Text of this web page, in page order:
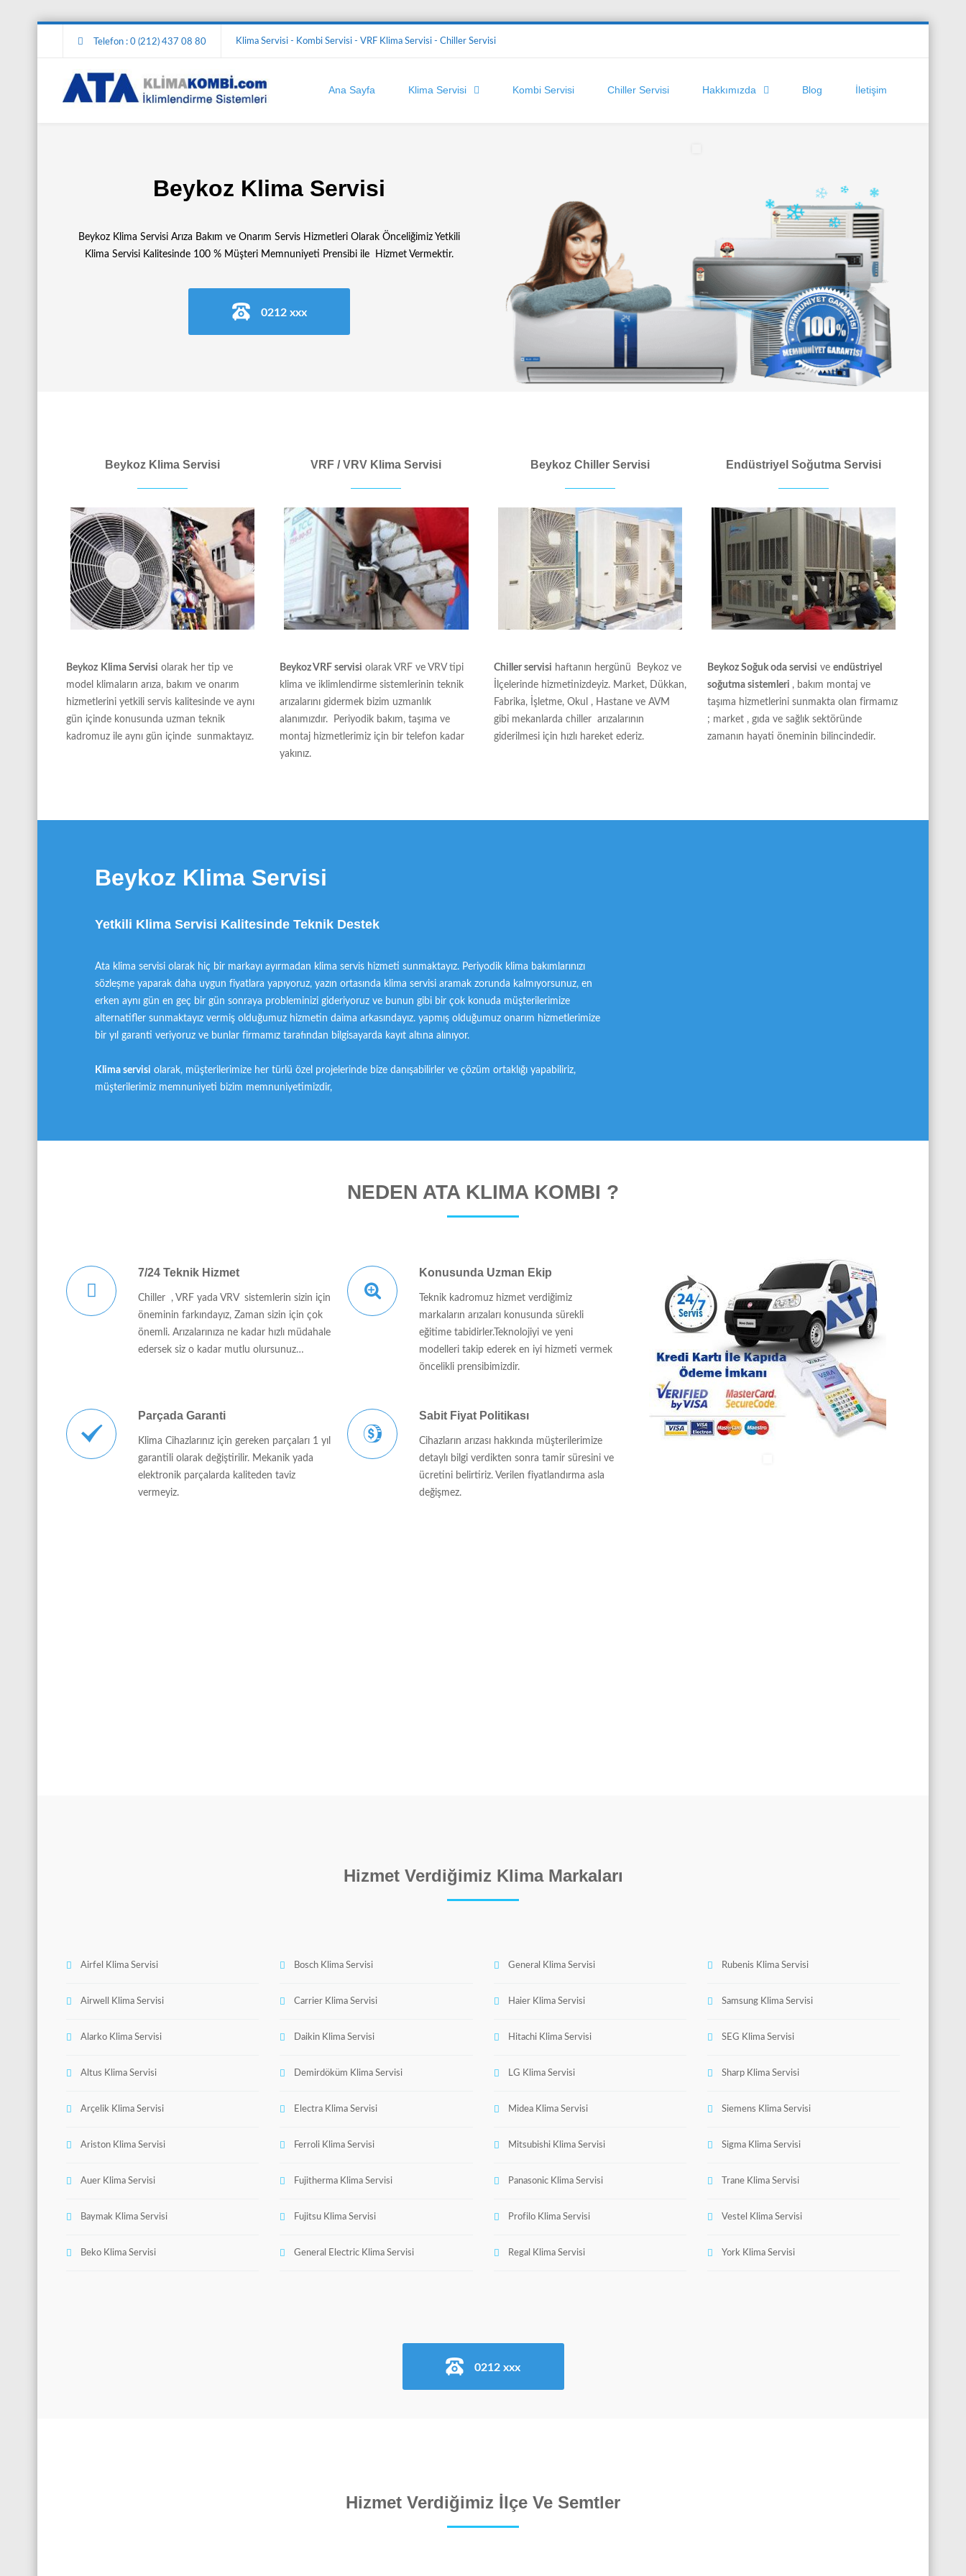
Telefon : 0 (212) 437 08 80 Klima Servisi - Kombi Servisi - VRF Klima Servisi - Chiller Servisi
Ana Sayfa Klima Servisi Kombi Servisi Chiller Servisi Hakkımızda Blog İletişim
Beykoz Klima Servisi
Beykoz Klima Servisi Arıza Bakım ve Onarım Servis Hizmetleri Olarak Önceliğimiz Yetkili
Klima Servisi Kalitesinde 100 % Müşteri Memnuniyeti Prensibi ile Hizmet Vermektir.
0212 xxx
Beykoz Klima Servisi
Beykoz Klima Servisi olarak her tip ve
model klimaların arıza, bakım ve onarım
hizmetlerini yetkili servis kalitesinde ve aynı
gün içinde konusunda uzman teknik
kadromuz ile aynı gün içinde sunmaktayız.
VRF / VRV Klima Servisi
Beykoz VRF servisi olarak VRF ve VRV tipi
klima ve iklimlendirme sistemlerinin teknik
arızalarını gidermek bizim uzmanlık
alanımızdır. Periyodik bakım, taşıma ve
montaj hizmetlerimiz için bir telefon kadar
yakınız.
Beykoz Chiller Servisi
Chiller servisi haftanın hergünü Beykoz ve
İlçelerinde hizmetinizdeyiz. Market, Dükkan,
Fabrika, İşletme, Okul , Hastane ve AVM
gibi mekanlarda chiller arızalarının
giderilmesi için hızlı hareket ederiz.
Endüstriyel Soğutma Servisi
Beykoz Soğuk oda servisi ve endüstriyel
soğutma sistemleri , bakım montaj ve
taşıma hizmetlerini sunmakta olan firmamız
; market , gıda ve sağlık sektöründe
zamanın hayati öneminin bilincindedir.
Beykoz Klima Servisi
Yetkili Klima Servisi Kalitesinde Teknik Destek
Ata klima servisi olarak hiç bir markayı ayırmadan klima servis hizmeti sunmaktayız. Periyodik klima bakımlarınızı
sözleşme yaparak daha uygun fiyatlara yapıyoruz, yazın ortasında klima servisi aramak zorunda kalmıyorsunuz, en
erken aynı gün en geç bir gün sonraya probleminizi gideriyoruz ve bunun gibi bir çok konuda müşterilerimize
alternatifler sunmaktayız vermiş olduğumuz hizmetin daima arkasındayız. yapmış olduğumuz onarım hizmetlerimize
bir yıl garanti veriyoruz ve bunlar firmamız tarafından bilgisayarda kayıt altına alınıyor.
Klima servisi olarak, müşterilerimize her türlü özel projelerinde bize danışabilirler ve çözüm ortaklığı yapabiliriz,
müşterilerimiz memnuniyeti bizim memnuniyetimizdir,
NEDEN ATA KLİMA KOMBİ ?
7/24 Teknik Hizmet
Chiller , VRF yada VRV sistemlerin sizin için
öneminin farkındayız, Zaman sizin için çok
önemli. Arızalarınıza ne kadar hızlı müdahale
edersek siz o kadar mutlu olursunuz…
Konusunda Uzman Ekip
Teknik kadromuz hizmet verdiğimiz
markaların arızaları konusunda sürekli
eğitime tabidirler.Teknolojiyi ve yeni
modelleri takip ederek en iyi hizmeti vermek
öncelikli prensibimizdir.
Parçada Garanti
Klima Cihazlarınız için gereken parçaları 1 yıl
garantili olarak değiştirilir. Mekanik yada
elektronik parçalarda kaliteden taviz
vermeyiz.
Sabit Fiyat Politikası
Cihazların arızası hakkında müşterilerimize
detaylı bilgi verdikten sonra tamir süresini ve
ücretini belirtiriz. Verilen fiyatlandırma asla
değişmez.
Hizmet Verdiğimiz Klima Markaları
Airfel Klima Servisi
Airwell Klima Servisi
Alarko Klima Servisi
Altus Klima Servisi
Arçelik Klima Servisi
Ariston Klima Servisi
Auer Klima Servisi
Baymak Klima Servisi
Beko Klima Servisi
Bosch Klima Servisi
Carrier Klima Servisi
Daikin Klima Servisi
Demirdöküm Klima Servisi
Electra Klima Servisi
Ferroli Klima Servisi
Fujitherma Klima Servisi
Fujitsu Klima Servisi
General Electric Klima Servisi
General Klima Servisi
Haier Klima Servisi
Hitachi Klima Servisi
LG Klima Servisi
Midea Klima Servisi
Mitsubishi Klima Servisi
Panasonic Klima Servisi
Profilo Klima Servisi
Regal Klima Servisi
Rubenis Klima Servisi
Samsung Klima Servisi
SEG Klima Servisi
Sharp Klima Servisi
Siemens Klima Servisi
Sigma Klima Servisi
Trane Klima Servisi
Vestel Klima Servisi
York Klima Servisi
0212 xxx
Hizmet Verdiğimiz İlçe Ve Semtler